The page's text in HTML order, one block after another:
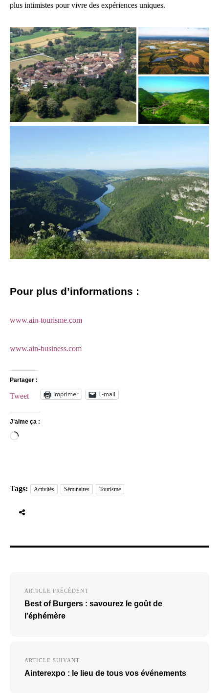
plus intimistes pour vivre des expériences uniques.
Pour plus d’informations :
www.ain-tourisme.com
www.ain-business.com
Partager :
Tweet Imprimer E-mail
J’aime ça :
Chargement…
Tags: Activités Séminaires Tourisme
l’article
ARTICLE PRÉCÉDENT
Best of Burgers : savourez le goût de
l’éphémère
ARTICLE SUIVANT
Ainterexpo : le lieu de tous vos événements